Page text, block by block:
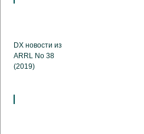
DX новости из
ARRL No 38
(2019)